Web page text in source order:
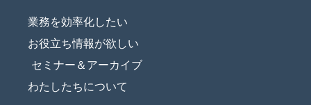
業務を効率化したい
お役立ち情報が欲しい
セミナー＆アーカイブ
わたしたちについて